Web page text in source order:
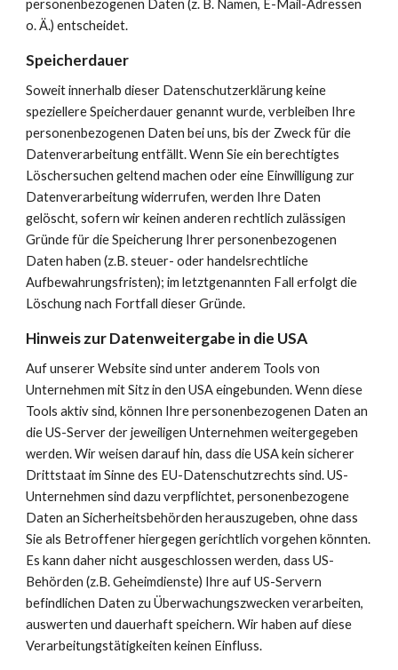
personenbezogenen Daten (z. B. Namen, E-Mail-Adressen
o. Ä.) entscheidet.
Speicherdauer
Soweit innerhalb dieser Datenschutzerklärung keine
speziellere Speicherdauer genannt wurde, verbleiben Ihre
personenbezogenen Daten bei uns, bis der Zweck für die
Datenverarbeitung entfällt. Wenn Sie ein berechtigtes
Löschersuchen geltend machen oder eine Einwilligung zur
Datenverarbeitung widerrufen, werden Ihre Daten
gelöscht, sofern wir keinen anderen rechtlich zulässigen
Gründe für die Speicherung Ihrer personenbezogenen
Daten haben (z.B. steuer- oder handelsrechtliche
Aufbewahrungsfristen); im letztgenannten Fall erfolgt die
Löschung nach Fortfall dieser Gründe.
Hinweis zur Datenweitergabe in die USA
Auf unserer Website sind unter anderem Tools von
Unternehmen mit Sitz in den USA eingebunden. Wenn diese
Tools aktiv sind, können Ihre personenbezogenen Daten an
die US-Server der jeweiligen Unternehmen weitergegeben
werden. Wir weisen darauf hin, dass die USA kein sicherer
Drittstaat im Sinne des EU-Datenschutzrechts sind. US-
Unternehmen sind dazu verpflichtet, personenbezogene
Daten an Sicherheitsbehörden herauszugeben, ohne dass
Sie als Betroffener hiergegen gerichtlich vorgehen könnten.
Es kann daher nicht ausgeschlossen werden, dass US-
Behörden (z.B. Geheimdienste) Ihre auf US-Servern
befindlichen Daten zu Überwachungszwecken verarbeiten,
auswerten und dauerhaft speichern. Wir haben auf diese
Verarbeitungstätigkeiten keinen Einfluss.